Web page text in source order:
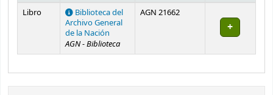
Existencias
Libro
Biblioteca del
Archivo General
de la Nación
AGN - Biblioteca
AGN 21662